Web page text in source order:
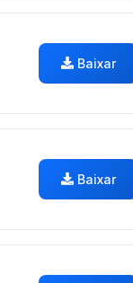
Baixar
Baixar